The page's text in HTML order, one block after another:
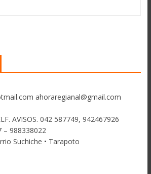
ahoraregianal@gmail.com
AVISOS. 042 587749, 942467926
– 988338022
Suchiche • Tarapoto